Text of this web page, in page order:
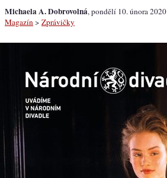
Michaela A. Dobrovolná, pondělí 10. února 2020
Magazín > Zprávičky